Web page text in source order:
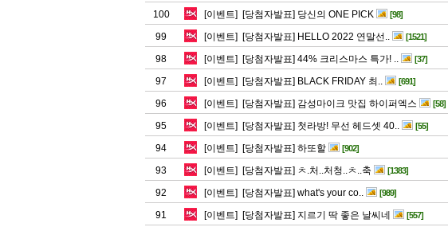
100
[이벤트] [당첨자발표] 당신의 ONE PICK [98]
99
[이벤트] [당첨자발표] HELLO 2022 연말선.. [1521]
98
[이벤트] [당첨자발표] 44% 크리스마스 특가! .. [37]
97
[이벤트] [당첨자발표] BLACK FRIDAY 최.. [691]
96
[이벤트] [당첨자발표] 감성마이크 맛집 하이퍼엑스 [58]
95
[이벤트] [당첨자발표] 첫라방! 무선 헤드셋 40.. [55]
94
[이벤트] [당첨자발표] 하또할 [902]
93
[이벤트] [당첨자발표] ㅊ.처..처청..ㅊ..축 [1383]
92
[이벤트] [당첨자발표] what's your co.. [989]
91
[이벤트] [당첨자발표] 지르기 딱 좋은 날씨네 [557]